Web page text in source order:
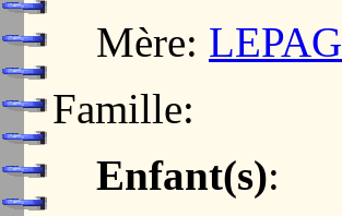
Mère:
Famille:
Enfant(s):